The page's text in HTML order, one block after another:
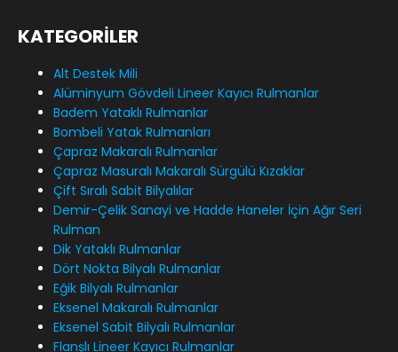
KATEGORİLER
Alt Destek Mili
Alüminyum Gövdeli Lineer Kayıcı Rulmanlar
Badem Yataklı Rulmanlar
Bombeli Yatak Rulmanları
Çapraz Makaralı Rulmanlar
Çapraz Masuralı Makaralı Sürgülü Kızaklar
Çift Sıralı Sabit Bilyalılar
Demir-Çelik Sanayi ve Hadde Haneler İçin Ağır Seri
Rulman
Dik Yataklı Rulmanlar
Dört Nokta Bilyalı Rulmanlar
Eğik Bilyalı Rulmanlar
Eksenel Makaralı Rulmanlar
Eksenel Sabit Bilyalı Rulmanlar
Flanşlı Lineer Kayıcı Rulmanlar